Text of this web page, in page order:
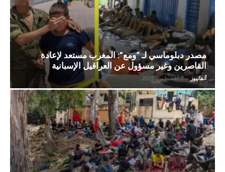
مصدر دبلوماسي لـ “ومع”: المغرب مستعد لإعادة
القاصرين وغير مسؤول عن العراقيل الإسبانية
آنفانيوز - 7 أغسطس، 2026